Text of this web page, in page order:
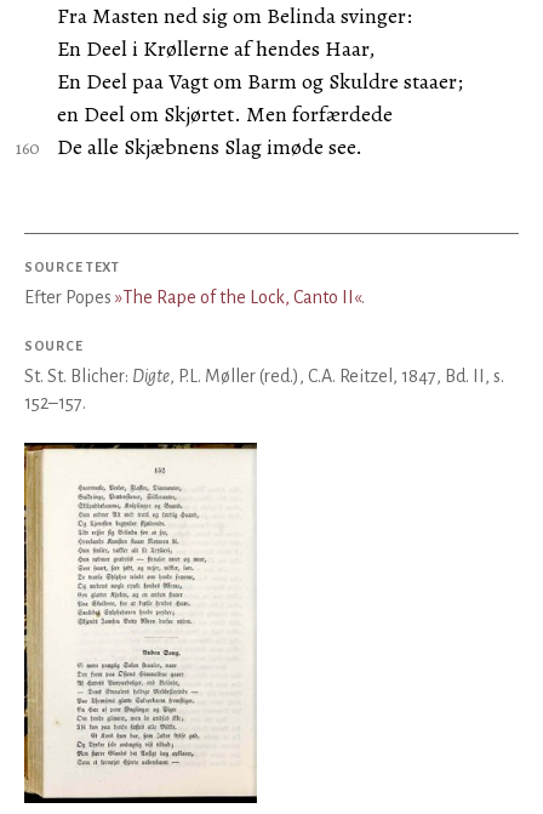
Fra Masten ned sig om Belinda svinger:
En Deel i Krøllerne af hendes Haar,
En Deel paa Vagt om Barm og Skuldre staaer;
en Deel om Skjørtet. Men forfærdede
De alle Skjæbnens Slag imøde see.
SOURCE TEXT
Efter Popes »The Rape of the Lock, Canto II«.
SOURCE
St. St. Blicher: Digte, P.L. Møller (red.), C.A. Reitzel, 1847, Bd. II, s.
152–157.